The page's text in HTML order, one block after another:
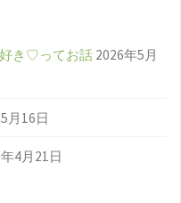
好き♡ってお話 2026年5月
月16日
4月21日